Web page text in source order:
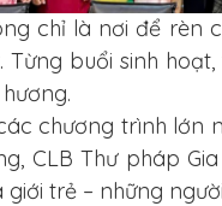
chỉ là nơi để
Từng buổi sinh
chương trình lớn
CLB Thư pháp
giới trẻ – những